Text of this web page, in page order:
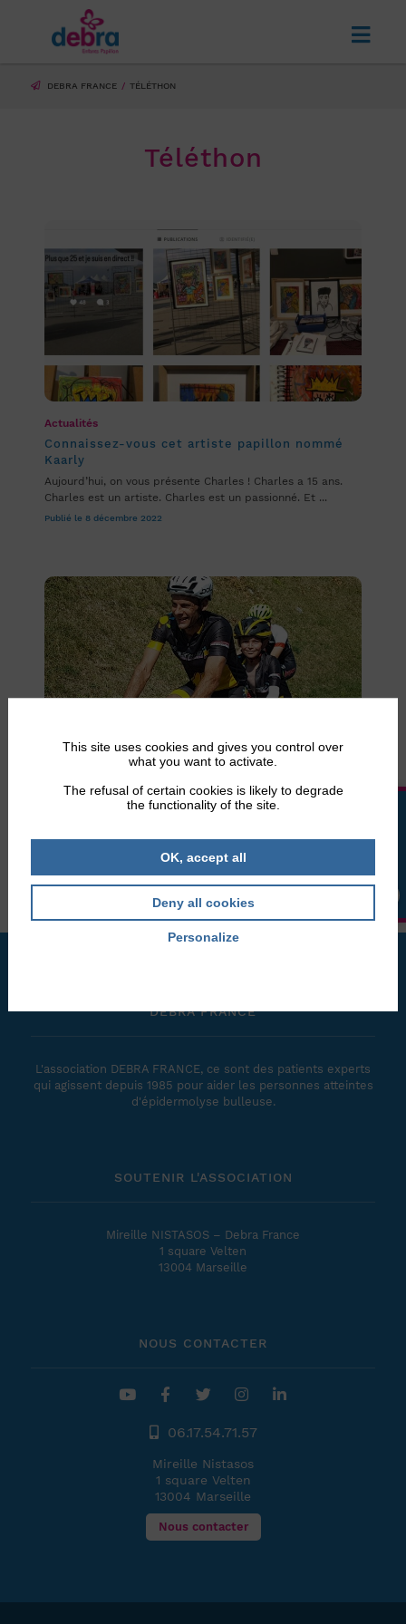
DEBRA FRANCE TÉLÉTHON
Téléthon
Actualités
Connaissez-vous cet artiste papillon nommé
Kaarly
Aujourd’hui, on vous présente Charles ! Charles a 15 ans.
Charles est un artiste. Charles est un passionné. Et ...
Publié le 8 décembre 2022
Le dépassement de soi : une manière de
A l’approche du Téléthon 2020, Léo et Denis accompagnés
d’un cycliste professionnel ont été sollicités ...
Publié le 16 novembre 2020
DEBRA FRANCE
L'association DEBRA FRANCE, ce sont des patients experts
qui agissent depuis 1985 pour aider les personnes atteintes
d'épidermolyse bulleuse.
SOUTENIR L'ASSOCIATION
Mireille NISTASOS – Debra France
1 square Velten
13004 Marseille
NOUS CONTACTER
06.17.54.71.57
Mireille Nistasos
1 square Velten
13004 Marseille
Nous contacter
This site uses cookies and gives you control over
what you want to activate.
The refusal of certain cookies is likely to degrade
the functionality of the site.
OK, accept all
Deny all cookies
Personalize